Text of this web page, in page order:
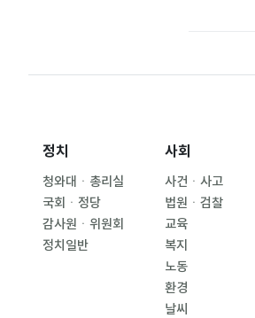
정치
청와대ㆍ총리실
국회ㆍ정당
감사원ㆍ위원회
정치일반
사회
사건ㆍ사고
법원ㆍ검찰
교육
복지
노동
환경
날씨